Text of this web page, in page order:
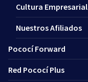
Cultura Empresarial
Nuestros Afiliados
Pococí Forward
Red Pococí Plus